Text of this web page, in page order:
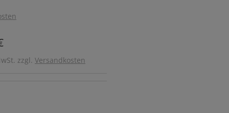
zzgl. Versandkosten